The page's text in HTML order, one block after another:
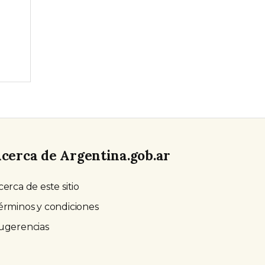
de Argentina.gob.ar
de este sitio
y condiciones